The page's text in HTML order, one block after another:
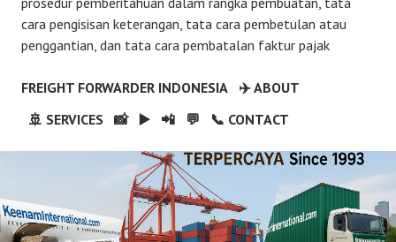
cara pengisisan keterangan, tata cara pembetulan atau
penggantian, dan tata cara pembatalan faktur pajak
FREIGHT FORWARDER INDONESIA
✈️ ABOUT
🚢 SERVICES
📸 ▶️ 📲 💬 📞 CONTACT